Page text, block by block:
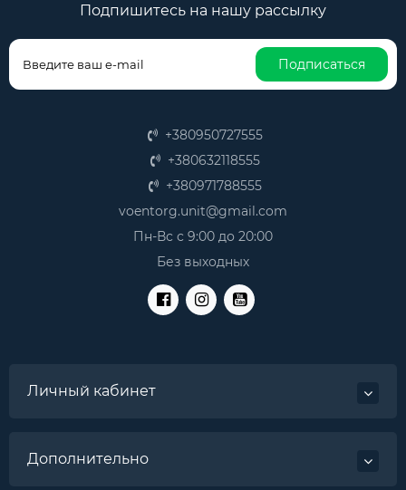
Подпишитесь на нашу рассылку
Подписаться
+380950727555
+380632118555
+380971788555
voentorg.unit@gmail.com
Пн-Вс с 9:00 до 20:00
Без выходных
Личный кабинет
Дополнительно